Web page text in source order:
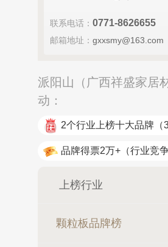
联系电话： 0771-8626655
邮箱地址： gxxsmy@163.com
派阳山（广西祥盛家居
动：
2个行业上榜十大品牌
品牌得票2万+ （行业竞
上榜行业
颗粒板品牌榜